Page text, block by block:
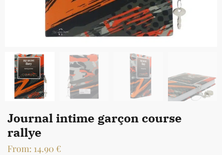
Journal intime garçon course
rallye
From: 14.90 €